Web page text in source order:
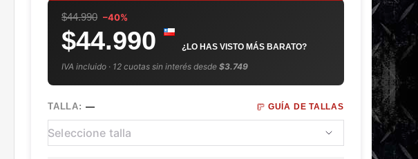
$44.990 –40%
$44.990 ¿LO HAS VISTO MÁS BARATO?
IVA incluido · 12 cuotas sin interés desde$3.749
TALLA: — GUÍA DE TALLAS